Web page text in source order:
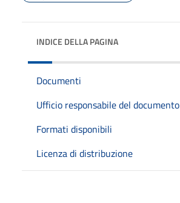
INDICE DELLA PAGINA
Documenti
Ufficio responsabile del documento
Formati disponibili
Licenza di distribuzione